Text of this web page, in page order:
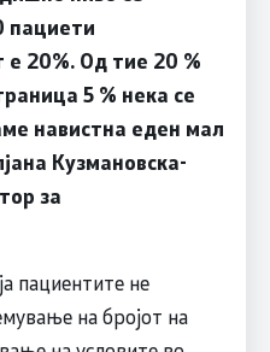
пациети
е 20%. Од тие 20 %
5 % нека се
навистна еден мал
Кузмановска-
за
пациентите не
на бројот на